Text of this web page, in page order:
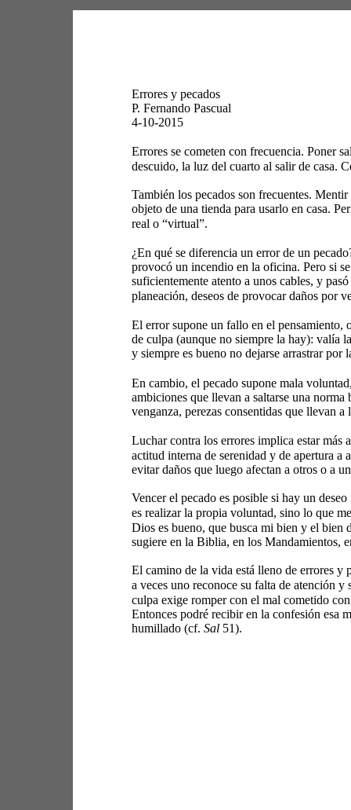
Errores y pecados
P. Fernando Pascual
4-10-2015
Errores se cometen con frecuencia. Poner
descuido, la luz del cuarto al salir de casa.
También los pecados son frecuentes.
objeto de una tienda para usarlo en casa.
real o “virtual”.
¿En qué se diferencia un error de un
provocó un incendio en la oficina. Pero si
suficientemente atento a unos cables, y
planeación, deseos de provocar daños por
El error supone un fallo en el pensamiento,
de culpa (aunque no siempre la hay): valía
y siempre es bueno no dejarse arrastrar por
En cambio, el pecado supone mala
ambiciones que llevan a saltarse una
venganza, perezas consentidas que llevan
Luchar contra los errores implica estar
actitud interna de serenidad y de apertura
evitar daños que luego afectan a otros o a
Vencer el pecado es posible si hay un
es realizar la propia voluntad, sino lo que
Dios es bueno, que busca mi bien y el bien
sugiere en la Biblia, en los Mandamientos,
El camino de la vida está lleno de errores y
a veces uno reconoce su falta de atención
culpa exige romper con el mal cometido
Entonces podré recibir en la confesión esa
humillado (cf. Sal 51).